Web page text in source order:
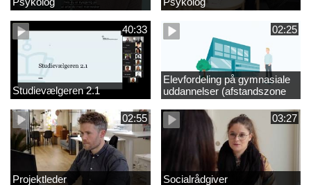
40:33
Studievælgeren 2.1
02:25
Elevfordeling på gymnasiale
uddannelser (afstandszone
redigeret)
02:55
Projektleder
03:27
Socialrådgiver